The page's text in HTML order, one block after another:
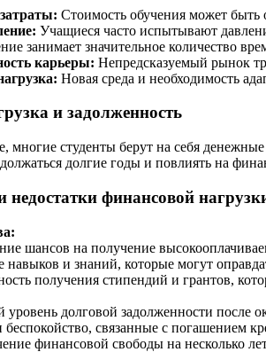
Стоимость обучения может быть
Учащиеся часто испытывают
занимает значительное количество
карьеры: Непредсказуемый рынок
Новая среда и необходимость
и задолженность
многие студенты берут на себя
долгие годы и повлиять на
недостатки финансовой
шансов на получение
навыков и знаний, которые могут
получения стипендий и грантов,
долговой задолженности после
беспокойство, связанные с погашением
финансовой свободы на несколько